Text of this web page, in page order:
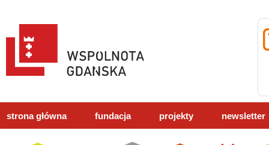
strona główna fundacja projekty newsletter